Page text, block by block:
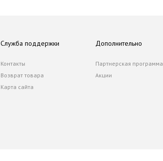
Служба поддержки
Контакты
Возврат товара
Карта сайта
Дополнительно
Партнерская программа
Акции